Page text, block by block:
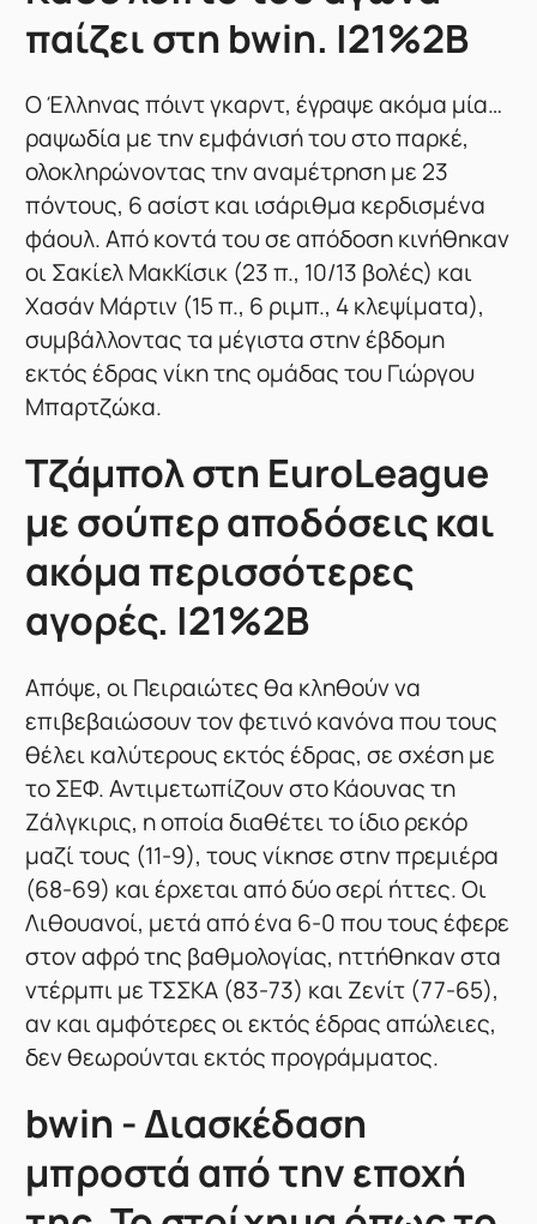
παίζει στη bwin. |21%2B
Ο Έλληνας πόιντ γκαρντ, έγραψε ακόμα μία…
ραψωδία με την εμφάνισή του στο παρκέ,
ολοκληρώνοντας την αναμέτρηση με 23
πόντους, 6 ασίστ και ισάριθμα κερδισμένα
φάουλ. Από κοντά του σε απόδοση κινήθηκαν
οι Σακίελ ΜακΚίσικ (23 π., 10/13 βολές) και
Χασάν Μάρτιν (15 π., 6 ριμπ., 4 κλεψίματα),
συμβάλλοντας τα μέγιστα στην έβδομη
εκτός έδρας νίκη της ομάδας του Γιώργου
Μπαρτζώκα.
Tζάμπολ στη EuroLeague
με σούπερ αποδόσεις και
ακόμα περισσότερες
αγορές. |21%2B
Απόψε, οι Πειραιώτες θα κληθούν να
επιβεβαιώσουν τον φετινό κανόνα που τους
θέλει καλύτερους εκτός έδρας, σε σχέση με
το ΣΕΦ. Αντιμετωπίζουν στο Κάουνας τη
Ζάλγκιρις, η οποία διαθέτει το ίδιο ρεκόρ
μαζί τους (11-9), τους νίκησε στην πρεμιέρα
(68-69) και έρχεται από δύο σερί ήττες. Οι
Λιθουανοί, μετά από ένα 6-0 που τους έφερε
στον αφρό της βαθμολογίας, ηττήθηκαν στα
ντέρμπι με ΤΣΣΚΑ (83-73) και Ζενίτ (77-65),
αν και αμφότερες οι εκτός έδρας απώλειες,
δεν θεωρούνται εκτός προγράμματος.
bwin - Διασκέδαση
μπροστά από την εποχή